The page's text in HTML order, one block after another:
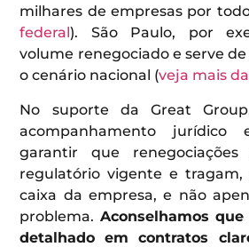
milhares de empresas por
federal). São Paulo, por
volume renegociado e serve
o cenário nacional (veja mais
No suporte da Great
acompanhamento
garantir que
regulatório vigente e
caixa da empresa, e não
problema. Aconselhamos
detalhado em contratos